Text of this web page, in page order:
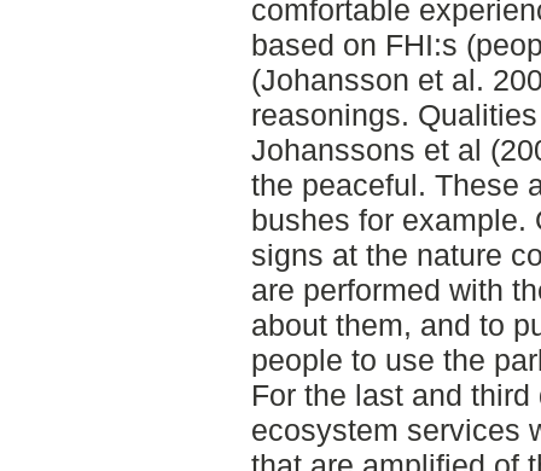
comfortable
based on FHI:s
(Johansson et al.
reasonings.
Johanssons et al
the peaceful. These
bushes for example.
signs at the nature
are performed with
about them, and to
people to use the
For the last and
ecosystem services